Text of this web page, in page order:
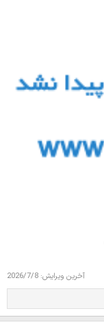
آخرین ویرایش: 2026/7/8